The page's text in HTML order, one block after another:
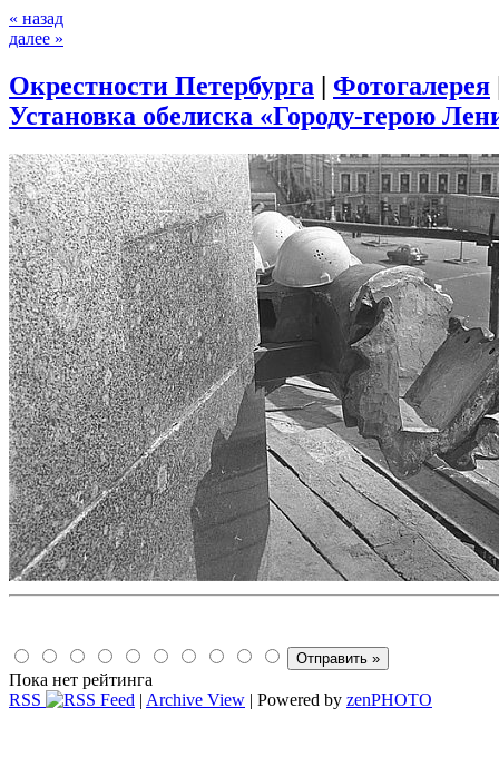
« назад
далее »
Окрестности Петербурга | Фотогалерея
Установка обелиска «Городу-герою
Пока нет рейтинга
RSS
| Archive View | Powered by zenPHOTO